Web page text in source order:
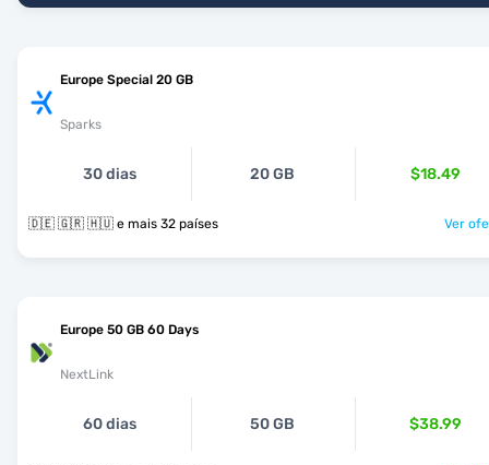
Europe Special 20 GB
Sparks
30 dias 20 GB $18.49
🇩🇪 🇬🇷 🇭🇺 e mais 32 países Ver
Europe 50 GB 60 Days
NextLink
60 dias 50 GB $38.99